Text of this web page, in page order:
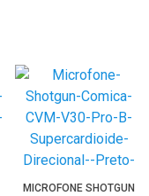
MICROFONE SHOTGUN